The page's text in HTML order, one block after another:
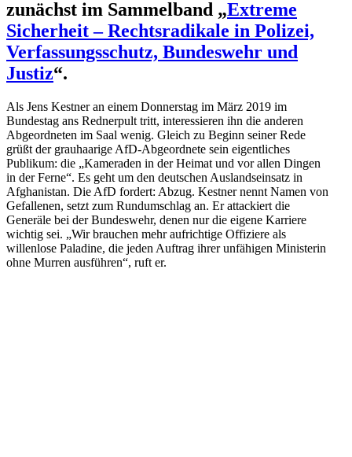
zunächst im Sammelband „Extreme
Sicherheit – Rechts­ra­dikale in Polizei,
Verfas­sungs­schutz, Bundeswehr und
Justiz“.
Als Jens Kestner an einem Donnerstag im März 2019 im
Bundestag ans Rednerpult tritt, inter­es­sieren ihn die anderen
Abgeord­neten im Saal wenig. Gleich zu Beginn seiner Rede
grüßt der grauhaarige AfD-Abgeordnete sein eigent­liches
Publikum: die „Kameraden in der Heimat und vor allen Dingen
in der Ferne“. Es geht um den deutschen Auslands­einsatz in
Afgha­nistan. Die AfD fordert: Abzug. Kestner nennt Namen von
Gefal­lenen, setzt zum Rundum­schlag an. Er attackiert die
Generäle bei der Bundeswehr, denen nur die eigene Karriere
wichtig sei. „Wir brauchen mehr aufrichtige Offiziere als
willenlose Paladine, die jeden Auftrag ihrer unfähigen Minis­terin
ohne Murren ausführen“, ruft er.